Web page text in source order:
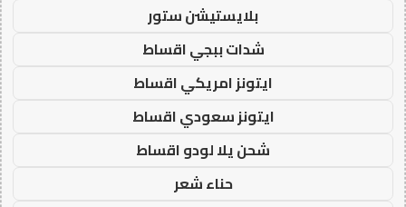
بلايستيشن ستور
شدات ببجي اقساط
ايتونز امريكي اقساط
ايتونز سعودي اقساط
شحن يلا لودو اقساط
حناء شعر